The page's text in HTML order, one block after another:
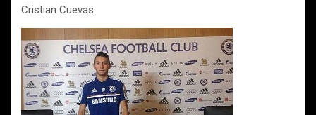
Cristian Cuevas: